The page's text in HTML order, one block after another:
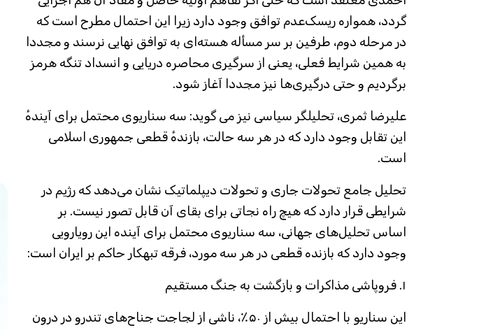
گردد، همواره ریسک‌عدم توافق وجود دارد زیرا این احتمال مطرح است که
در مرحله دوم، طرفین بر سر مسأله هسته‌ای به توافق نهایی نرسند و مجددا
به همین شرایط فعلی، یعنی از سرگیری محاصره دریایی و انسداد تنگه هرمز
برگردیم و حتی درگیری‌ها نیز مجددا آغاز شود.
علیرضا ثمری، تحلیلگر سیاسی نیز می گوید: سه سناریوی محتمل برای آیندهٔ
این تقابل وجود دارد که در هر سه حالت، بازندهٔ قطعی جمهوری اسلامی
است.
تحلیل جامع تحولات جاری و تحولات دیپلماتیک نشان می‌دهد که رژیم در
شرایطی قرار دارد که هیچ راه نجاتی برای بقای آن قابل تصور نیست. بر
اساس تحلیل‌های جهانی، سه سناریوی محتمل برای آینده این رویارویی
وجود دارد که بازنده قطعی در هر سه مورد، فرقه تبهکار حاکم بر ایران است:
۱. فروپاشی مذاکرات و بازگشت به جنگ مستقیم
این سناریو با احتمال بیش از ۵۰٪، ناشی از لجاجت جناح‌های تندرو در درون